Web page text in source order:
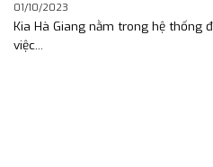
01/10/2023
Kia Hà Giang nằm trong hệ thống
việc...